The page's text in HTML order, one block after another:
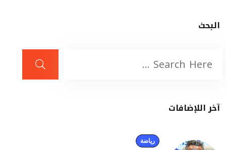
البحث
آخر اللإضافات
رياضة